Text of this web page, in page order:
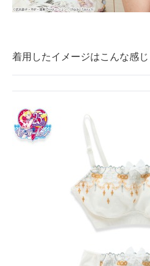
着用したイメージはこんな感じ